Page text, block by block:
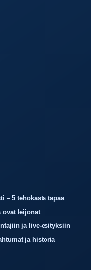
– 5 tehokasta tapaa
ovat leijonat
ja live-esityksiin
ja historia